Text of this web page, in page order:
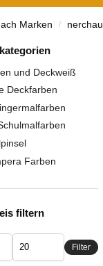
Marken / nerchau
und Deckweiß
Deckfarben
Farben
filtern
Filter